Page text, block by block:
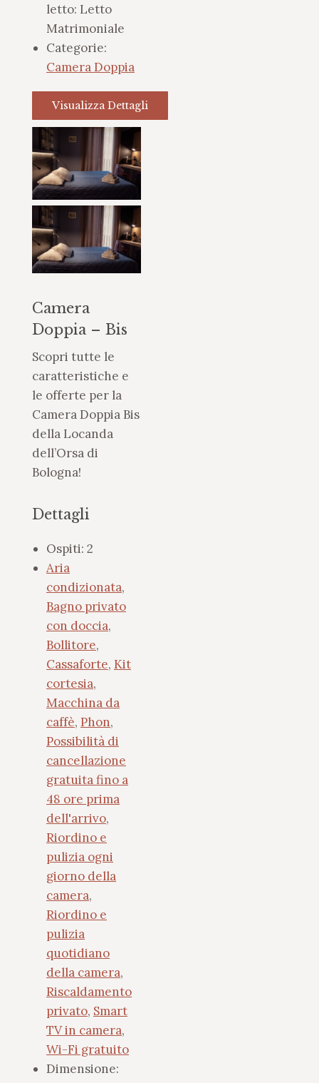
letto: Letto
Matrimoniale
Categorie:
Camera Doppia
Visualizza Dettagli
Camera
Doppia – Bis
Scopri tutte le
caratteristiche e
le offerte per la
Camera Doppia Bis
della Locanda
dell’Orsa di
Bologna!
Dettagli
Ospiti: 2
Aria
condizionata,
Bagno privato
con doccia,
Bollitore,
Cassaforte, Kit
cortesia,
Macchina da
caffè, Phon,
Possibilità di
cancellazione
gratuita fino a
48 ore prima
dell'arrivo,
Riordino e
pulizia ogni
giorno della
camera,
Riordino e
pulizia
quotidiano
della camera,
Riscaldamento
privato, Smart
TV in camera,
Wi-Fi gratuito
Dimensione: